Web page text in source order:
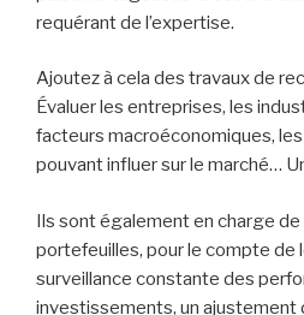
des marchés, un danseur sur la
et la vente de parts de société,
d’autres instruments financiers.
en somme.
professionnel de la finance. Elles
le sont les sociétés pour
vérité universelle, cependant, est
entretenir des relations solides